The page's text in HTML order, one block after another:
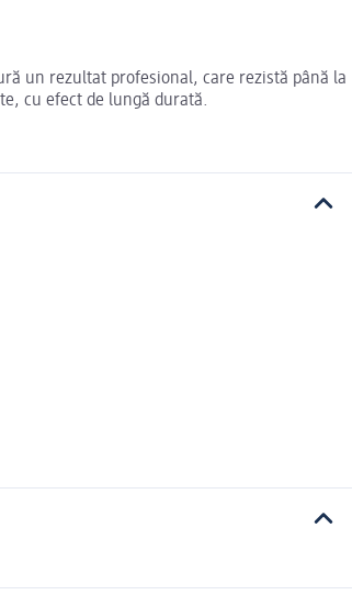
un rezultat profesional, care rezistă până la
cu efect de lungă durată.